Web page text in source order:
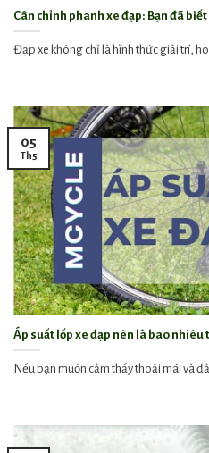
Cân chỉnh phanh xe đạp: Bạn đã biết
Đạp xe không chỉ là hình thức giải trí,
Áp suất lốp xe đạp nên là bao nhiêu
Nếu bạn muốn cảm thấy thoải mái và
05
Th5